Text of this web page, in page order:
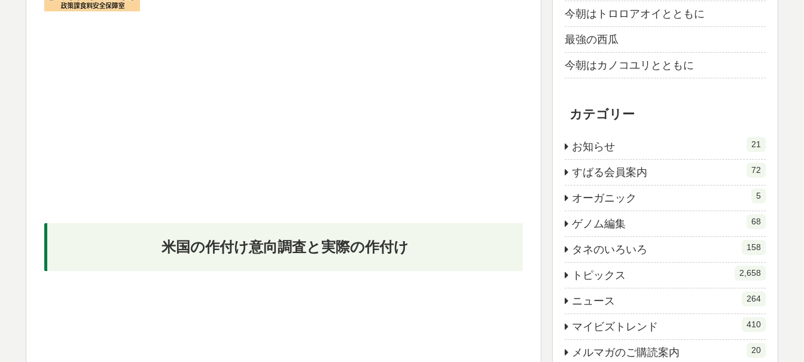
米国の作付け意向調査と実際の作付け
今朝はトロロアオイとともに
最強の西瓜
今朝はカノコユリとともに
カテゴリー
お知らせ 21
すばる会員案内 72
オーガニック 5
ゲノム編集 68
タネのいろいろ 158
トピックス 2,658
ニュース 264
マイビズトレンド 410
メルマガのご購読案内 20